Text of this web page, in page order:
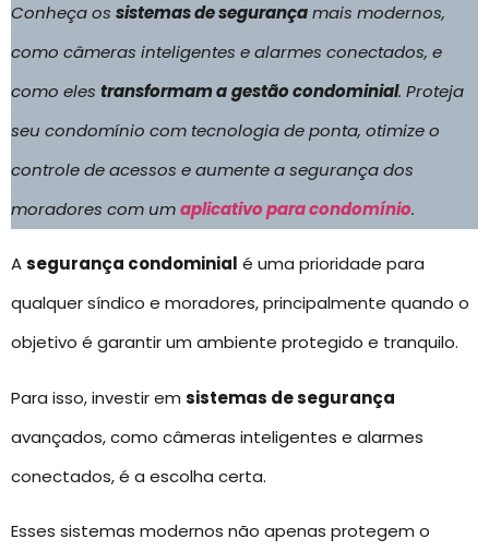
Conheça os sistemas de segurançamais modernos,
como câmeras inteligentes e alarmes conectados, e
como eles transformam agestão condominial. Proteja
seu condomínio com tecnologia de ponta, otimize o
controle de acessos e aumente a segurança dos
moradores com umaplicativo para condomínio.
Asegurança condominial é uma prioridade para
qualquer síndico e moradores, principalmente quando o
objetivo é garantir um ambiente protegido e tranquilo.
Para isso, investir em sistemas de segurança
avançados, como câmeras inteligentes e alarmes
conectados, é a escolha certa.
Esses sistemas modernos não apenas protegem o